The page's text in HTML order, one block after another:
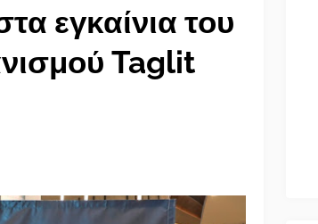
εγκαίνια του
Taglit